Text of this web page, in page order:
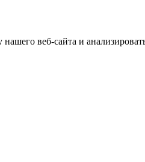
веб-сайта и